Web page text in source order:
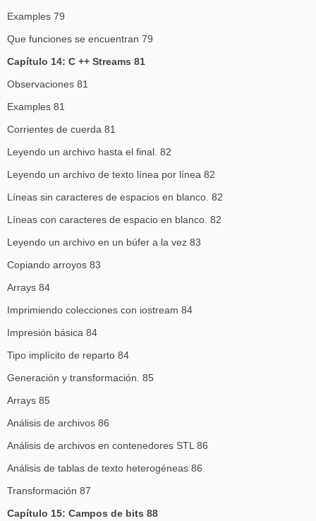
Examples 79
Que funciones se encuentran 79
Capítulo 14: C ++ Streams 81
Observaciones 81
Examples 81
Corrientes de cuerda 81
Leyendo un archivo hasta el final. 82
Leyendo un archivo de texto línea por línea 82
Líneas sin caracteres de espacios en blanco. 82
Líneas con caracteres de espacio en blanco. 82
Leyendo un archivo en un búfer a la vez 83
Copiando arroyos 83
Arrays 84
Imprimiendo colecciones con iostream 84
Impresión básica 84
Tipo implícito de reparto 84
Generación y transformación. 85
Arrays 85
Análisis de archivos 86
Análisis de archivos en contenedores STL 86
Análisis de tablas de texto heterogéneas 86
Transformación 87
Capítulo 15: Campos de bits 88